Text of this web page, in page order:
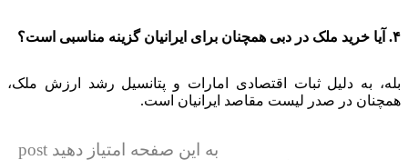
۴. آیا خرید ملک در دبی همچنان برای ایرانیان گزینه مناسبی است؟
بله، به دلیل ثبات اقتصادی امارات و پتانسیل رشد ارزش ملک،
همچنان در صدر لیست مقاصد ایرانیان است.
به این صفحه امتیاز دهید post